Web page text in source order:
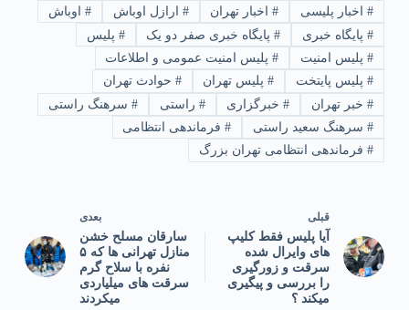
#اخبار پلیسی #اخبار تهران # ارازل اوباش # اوباش
#پایگاه خبری #پایگاه خبری صفر دو یک # پلیس
#پلیس امنیت #پلیس امنیت عمومی و اطلاعات
#پلیس پایتخت #پلیس تهران # حوادث تهران
#خبر تهران #خبرگزاری # راستی # سرهنگ راستی
#سرهنگ سعید راستی #فرماندهی انتظامی
#فرماندهی انتظامی تهران بزرگ
قبلی
آیا پلیس فقط کلیپ
های وایرال شده
سرقت و زورگیری
را بررسی و پیگیری
میکند ؟
بعدی
سارقان مسلح خشن
منازل تهرانی ها که ۵
نفره با سلاح گرم
سرقت های میلیاردی
میکردند